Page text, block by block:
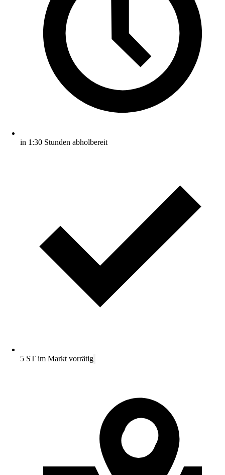
in 1:30 Stunden abholbereit
5 ST im Markt vorrätig